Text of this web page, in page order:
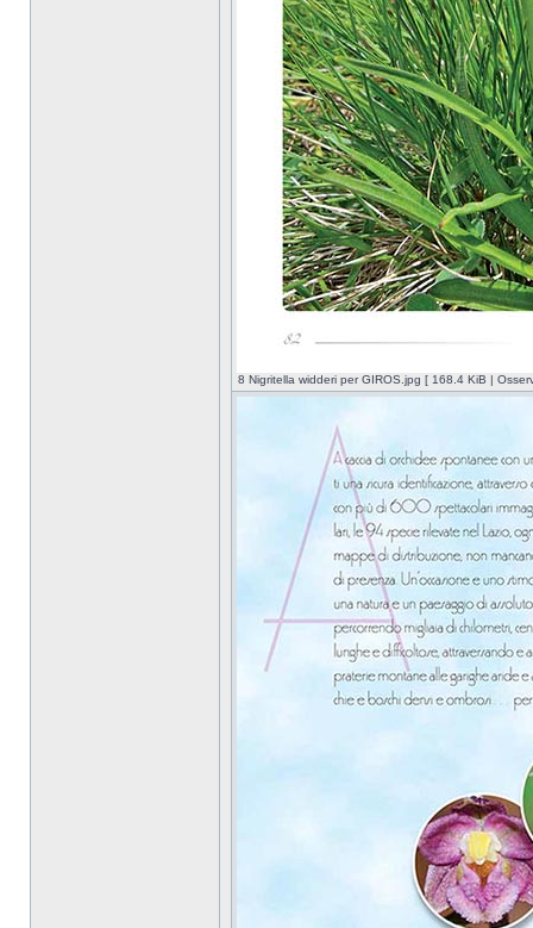
8 Nigritella widderi per GIROS.jpg [ 168.4 KiB |